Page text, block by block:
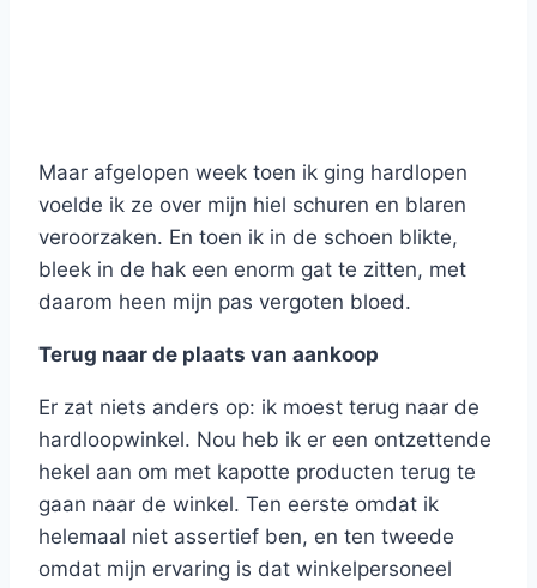
Maar afgelopen week toen ik ging hardlopen
voelde ik ze over mijn hiel schuren en blaren
veroorzaken. En toen ik in de schoen blikte,
bleek in de hak een enorm gat te zitten, met
daarom heen mijn pas vergoten bloed.
Terug naar de plaats van aankoop
Er zat niets anders op: ik moest terug naar de
hardloopwinkel. Nou heb ik er een ontzettende
hekel aan om met kapotte producten terug te
gaan naar de winkel. Ten eerste omdat ik
helemaal niet assertief ben, en ten tweede
omdat mijn ervaring is dat winkelpersoneel